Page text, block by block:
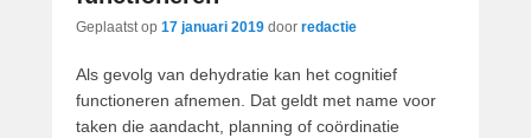
Geplaatst op 17 januari 2019 door redactie
Als gevolg van dehydratie kan het cognitief
functioneren afnemen. Dat geldt met name voor
taken die aandacht, planning of coördinatie